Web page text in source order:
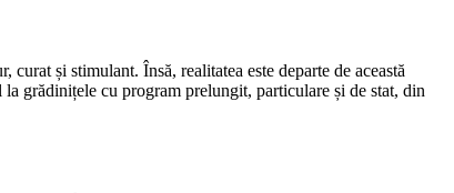
și stimulant. Însă, realitatea este departe de această
grădinițele cu program prelungit, particulare și de stat, din